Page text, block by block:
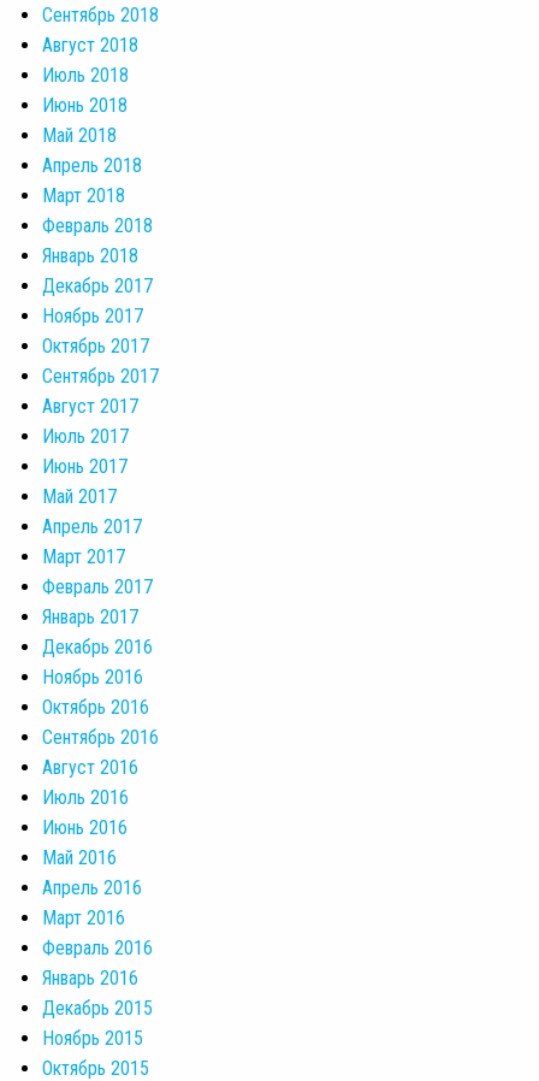
Сентябрь 2018
Август 2018
Июль 2018
Июнь 2018
Май 2018
Апрель 2018
Март 2018
Февраль 2018
Январь 2018
Декабрь 2017
Ноябрь 2017
Октябрь 2017
Сентябрь 2017
Август 2017
Июль 2017
Июнь 2017
Май 2017
Апрель 2017
Март 2017
Февраль 2017
Январь 2017
Декабрь 2016
Ноябрь 2016
Октябрь 2016
Сентябрь 2016
Август 2016
Июль 2016
Июнь 2016
Май 2016
Апрель 2016
Март 2016
Февраль 2016
Январь 2016
Декабрь 2015
Ноябрь 2015
Октябрь 2015